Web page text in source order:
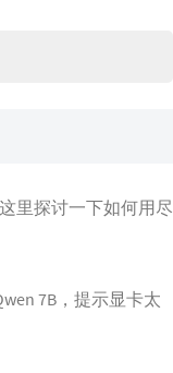
里探讨一下如何用尽
7B，提示显卡太